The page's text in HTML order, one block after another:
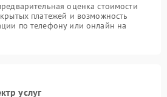
оценка стоимости
платежей и возможность
по телефону или онлайн на
услуг